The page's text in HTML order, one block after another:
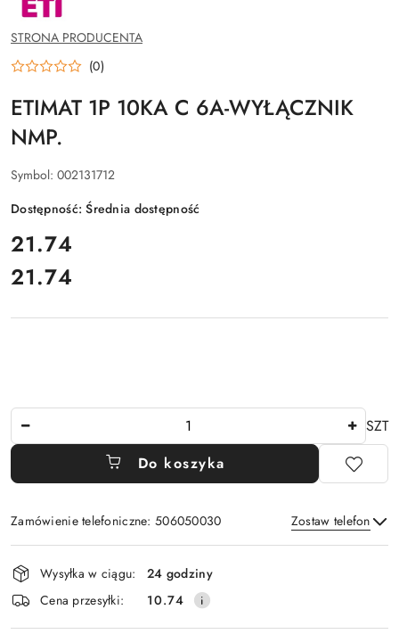
PRODUCENTA:
ETI
POLAM
SP.Z
STRONA PRODUCENTA
(0)
ETIMAT 1P 10KA C 6A-WYŁĄCZNIK
NMP.
Symbol: 002131712
Dostępność:Średnia dostępność
cena:
21.74
Cena:
21.74
SZT
Do koszyka
Zamówienie telefoniczne: 506050030 Zostaw telefon
Wyślij
Dostępność
i
dostawa
Wysyłka w ciągu:
24 godziny
Cena przesyłki:
10.74